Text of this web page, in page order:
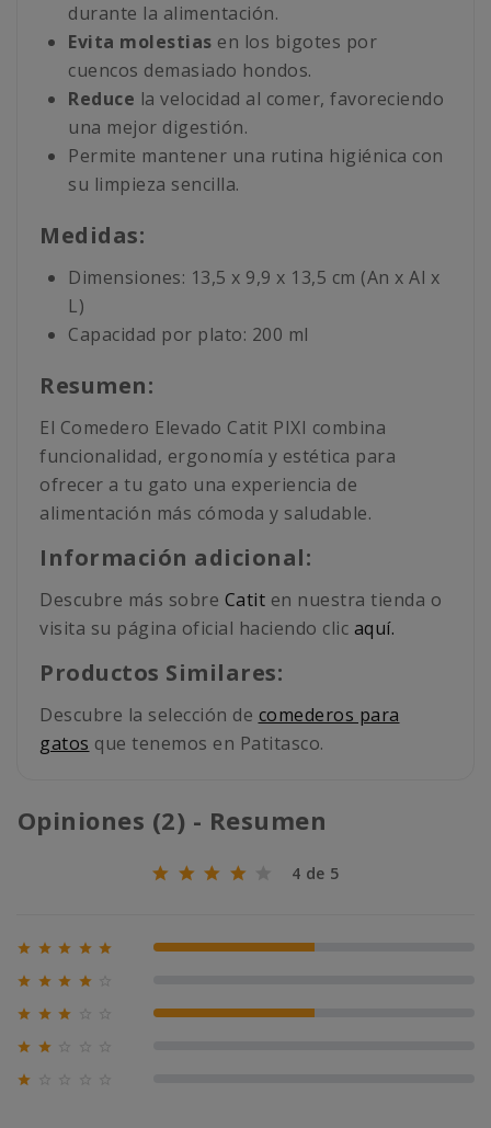
durante la alimentación.
Evita molestias en los bigotes por
cuencos demasiado hondos.
Reduce la velocidad al comer, favoreciendo
una mejor digestión.
Permite mantener una rutina higiénica con
su limpieza sencilla.
Medidas:
Dimensiones: 13,5 x 9,9 x 13,5 cm (An x Al x
L)
Capacidad por plato: 200 ml
Resumen:
El Comedero Elevado Catit PIXI combina
funcionalidad, ergonomía y estética para
ofrecer a tu gato una experiencia de
alimentación más cómoda y saludable.
Información adicional:
Descubre más sobre Catit en nuestra tienda o
visita su página oficial haciendo clic aquí.
Productos Similares:
Descubre la selección de comederos para
gatos que tenemos en Patitasco.
Opiniones (2) - Resumen
4 de 5
     50% (1)
   
   50% (1)
 
